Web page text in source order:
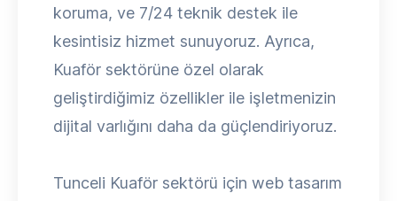
koruma, ve 7/24 teknik destek ile
kesintisiz hizmet sunuyoruz. Ayrıca,
Kuaför sektörüne özel olarak
geliştirdiğimiz özellikler ile işletmenizin
dijital varlığını daha da güçlendiriyoruz.
Tunceli Kuaför sektörü için web tasarım